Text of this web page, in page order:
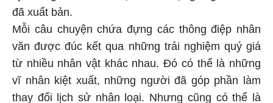
đã xuất bản.
Mỗi câu chuyện chứa đựng các thông điệp nhân
văn được đúc kết qua những trải nghiệm quý giá
từ nhiều nhân vật khác nhau. Đó có thể là những
vĩ nhân kiệt xuất, những người đã góp phần làm
thay đổi lịch sử nhân loại. Nhưng cũng có thể là